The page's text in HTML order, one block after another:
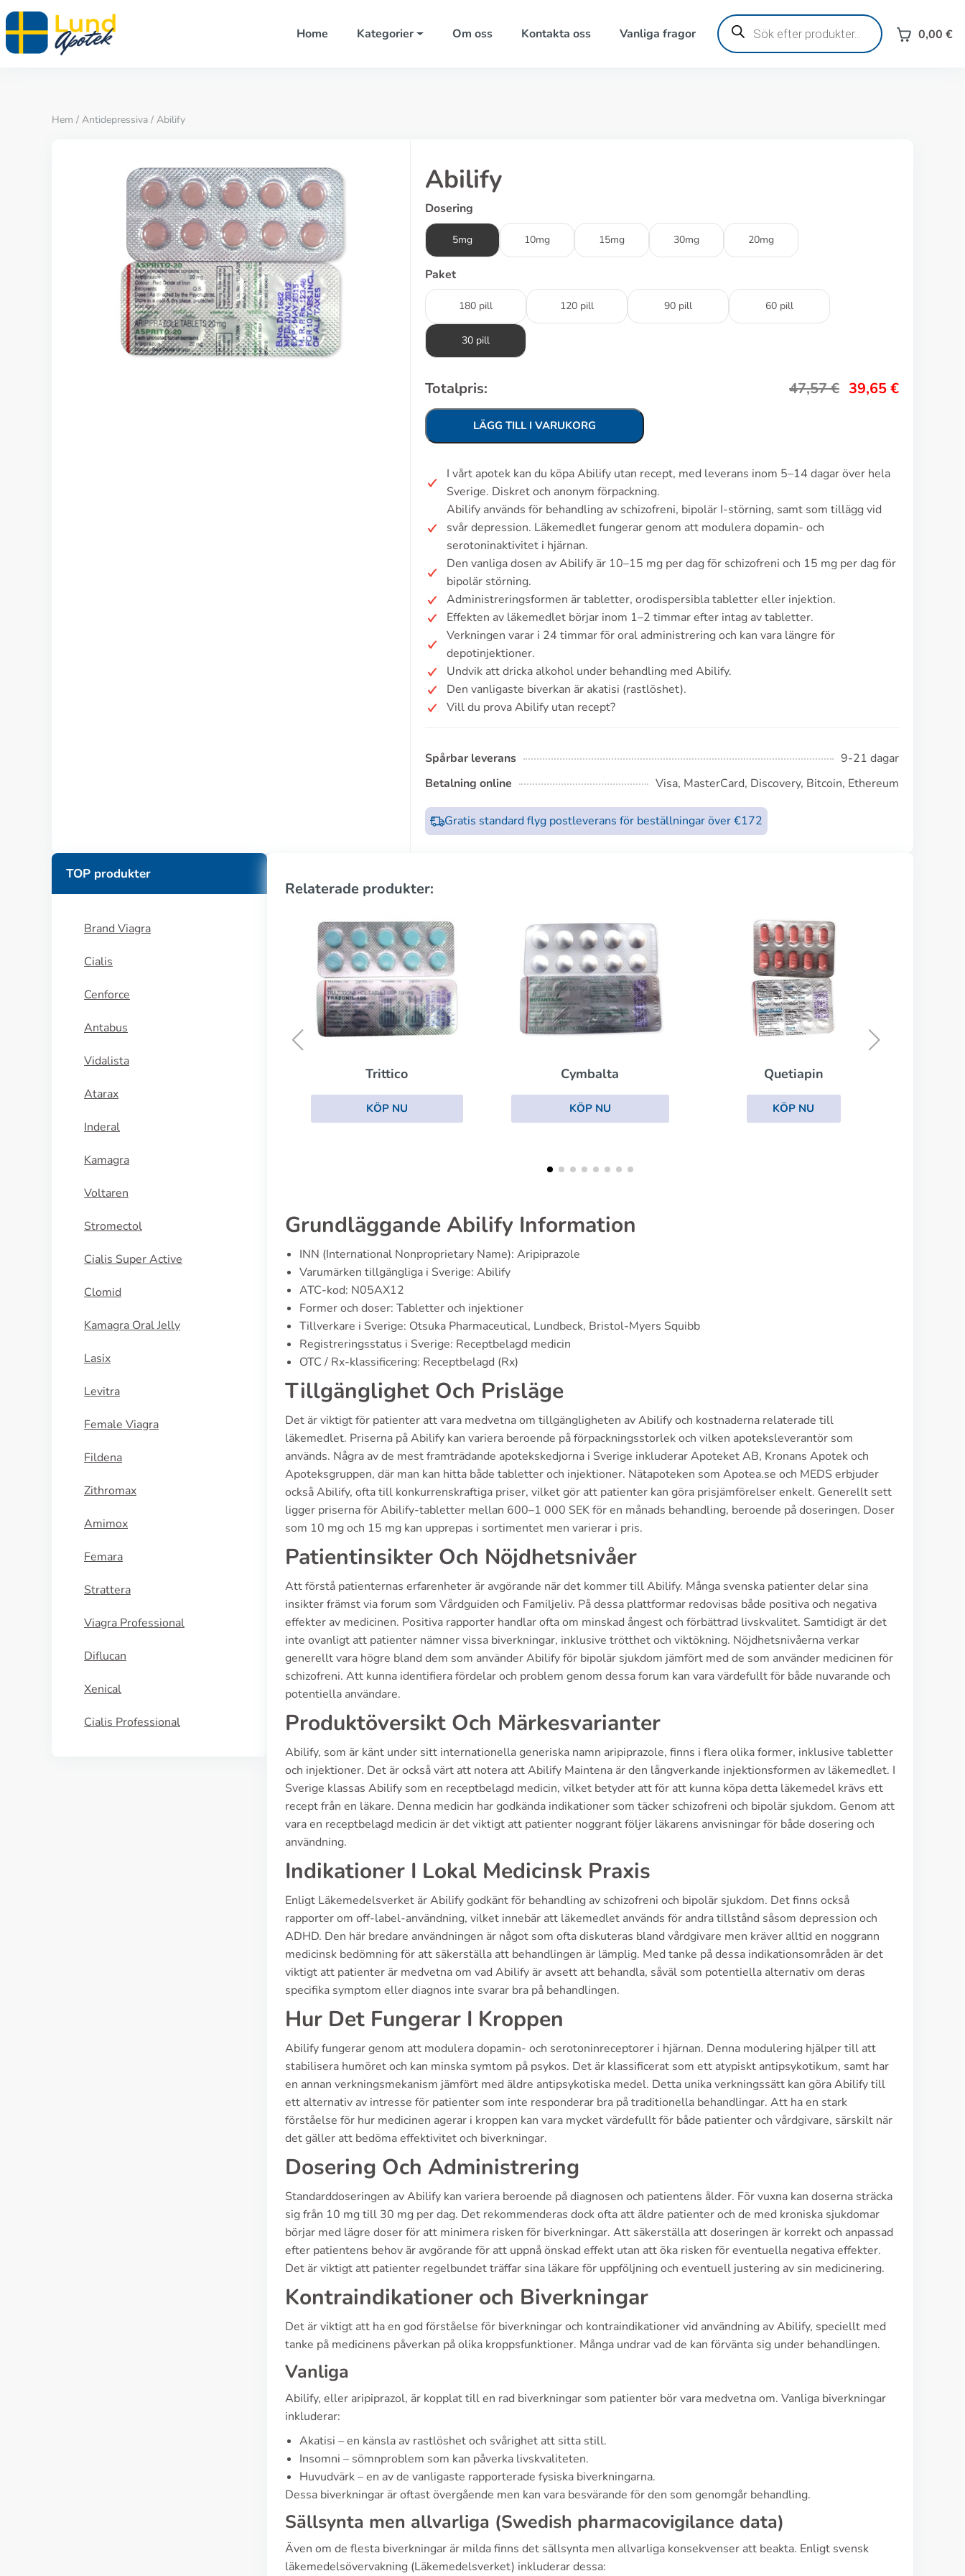
Home Kategorier Om oss Kontakta oss Vanliga fragor
Produktsökning
0,00 €
Hem / Antidepressiva / Abilify
Abilify
Dosering
5mg 10mg 15mg 30mg 20mg
Paket
180 pill 120 pill 90 pill 60 pill
30 pill
Totalpris: 47,57€ 39,65€
LÄGG TILL I VARUKORG
I vårt apotek kan du köpa Abilify utan recept, med leverans inom 5–14 dagar över hela
Sverige. Diskret och anonym förpackning.
Abilify används för behandling av schizofreni, bipolär I-störning, samt som tillägg vid
svår depression. Läkemedlet fungerar genom att modulera dopamin- och
serotoninaktivitet i hjärnan.
Den vanliga dosen av Abilify är 10–15 mg per dag för schizofreni och 15 mg per dag för
bipolär störning.
Administreringsformen är tabletter, orodispersibla tabletter eller injektion.
Effekten av läkemedlet börjar inom 1–2 timmar efter intag av tabletter.
Verkningen varar i 24 timmar för oral administrering och kan vara längre för
depotinjektioner.
Undvik att dricka alkohol under behandling med Abilify.
Den vanligaste biverkan är akatisi (rastlöshet).
Vill du prova Abilify utan recept?
Spårbar leverans
9-21 dagar
Betalning online
Visa, MasterCard, Discovery, Bitcoin, Ethereum
Gratis standard flyg postleverans för beställningar över €172
TOP produkter
Brand Viagra
Cialis
Cenforce
Antabus
Vidalista
Atarax
Inderal
Kamagra
Voltaren
Stromectol
Cialis Super Active
Clomid
Kamagra Oral Jelly
Lasix
Levitra
Female Viagra
Fildena
Zithromax
Amimox
Femara
Strattera
Viagra Professional
Diflucan
Xenical
Cialis Professional
Relaterade produkter:
Cymbalta
KÖP NU
Quetiapin
KÖP NU
Aripiprazol
Grundläggande Abilify Information
INN (International Nonproprietary Name): Aripiprazole
Varumärken tillgängliga i Sverige: Abilify
ATC-kod: N05AX12
Former och doser: Tabletter och injektioner
Tillverkare i Sverige: Otsuka Pharmaceutical, Lundbeck, Bristol-Myers Squibb
Registreringsstatus i Sverige: Receptbelagd medicin
OTC / Rx-klassificering: Receptbelagd (Rx)
Tillgänglighet Och Prisläge
Det är viktigt för patienter att vara medvetna om tillgängligheten av Abilify och kostnaderna relaterade till
läkemedlet. Priserna på Abilify kan variera beroende på förpackningsstorlek och vilken apoteksleverantör som
används. Några av de mest framträdande apotekskedjorna i Sverige inkluderar Apoteket AB, Kronans Apotek och
Apoteksgruppen, där man kan hitta både tabletter och injektioner. Nätapoteken som Apotea.se och MEDS erbjuder
också Abilify, ofta till konkurrenskraftiga priser, vilket gör att patienter kan göra prisjämförelser enkelt. Generellt sett
ligger priserna för Abilify-tabletter mellan 600–1 000 SEK för en månads behandling, beroende på doseringen. Doser
som 10 mg och 15 mg kan upprepas i sortimentet men varierar i pris.
Patientinsikter Och Nöjdhetsnivåer
Att förstå patienternas erfarenheter är avgörande när det kommer till Abilify. Många svenska patienter delar sina
insikter främst via forum som Vårdguiden och Familjeliv. På dessa plattformar redovisas både positiva och negativa
effekter av medicinen. Positiva rapporter handlar ofta om minskad ångest och förbättrad livskvalitet. Samtidigt är det
inte ovanligt att patienter nämner vissa biverkningar, inklusive trötthet och viktökning. Nöjdhetsnivåerna verkar
generellt vara högre bland dem som använder Abilify för bipolär sjukdom jämfört med de som använder medicinen för
schizofreni. Att kunna identifiera fördelar och problem genom dessa forum kan vara värdefullt för både nuvarande och
potentiella användare.
Produktöversikt Och Märkesvarianter
Abilify, som är känt under sitt internationella generiska namn aripiprazole, finns i flera olika former, inklusive tabletter
och injektioner. Det är också värt att notera att Abilify Maintena är den långverkande injektionsformen av läkemedlet. I
Sverige klassas Abilify som en receptbelagd medicin, vilket betyder att för att kunna köpa detta läkemedel krävs ett
recept från en läkare. Denna medicin har godkända indikationer som täcker schizofreni och bipolär sjukdom. Genom att
vara en receptbelagd medicin är det viktigt att patienter noggrant följer läkarens anvisningar för både dosering och
användning.
Indikationer I Lokal Medicinsk Praxis
Enligt Läkemedelsverket är Abilify godkänt för behandling av schizofreni och bipolär sjukdom. Det finns också
rapporter om off-label-användning, vilket innebär att läkemedlet används för andra tillstånd såsom depression och
ADHD. Den här bredare användningen är något som ofta diskuteras bland vårdgivare men kräver alltid en noggrann
medicinsk bedömning för att säkerställa att behandlingen är lämplig. Med tanke på dessa indikationsområden är det
viktigt att patienter är medvetna om vad Abilify är avsett att behandla, såväl som potentiella alternativ om deras
specifika symptom eller diagnos inte svarar bra på behandlingen.
Hur Det Fungerar I Kroppen
Abilify fungerar genom att modulera dopamin- och serotoninreceptorer i hjärnan. Denna modulering hjälper till att
stabilisera humöret och kan minska symtom på psykos. Det är klassificerat som ett atypiskt antipsykotikum, samt har
en annan verkningsmekanism jämfört med äldre antipsykotiska medel. Detta unika verkningssätt kan göra Abilify till
ett alternativ av intresse för patienter som inte responderar bra på traditionella behandlingar. Att ha en stark
förståelse för hur medicinen agerar i kroppen kan vara mycket värdefullt för både patienter och vårdgivare, särskilt när
det gäller att bedöma effektivitet och biverkningar.
Dosering Och Administrering
Standarddoseringen av Abilify kan variera beroende på diagnosen och patientens ålder. För vuxna kan doserna sträcka
sig från 10 mg till 30 mg per dag. Det rekommenderas dock ofta att äldre patienter och de med kroniska sjukdomar
börjar med lägre doser för att minimera risken för biverkningar. Att säkerställa att doseringen är korrekt och anpassad
efter patientens behov är avgörande för att uppnå önskad effekt utan att öka risken för eventuella negativa effekter.
Det är viktigt att patienter regelbundet träffar sina läkare för uppföljning och eventuell justering av sin medicinering.
Kontraindikationer och Biverkningar
Det är viktigt att ha en god förståelse för biverkningar och kontraindikationer vid användning av Abilify, speciellt med
tanke på medicinens påverkan på olika kroppsfunktioner. Många undrar vad de kan förvänta sig under behandlingen.
Vanliga
Abilify, eller aripiprazol, är kopplat till en rad biverkningar som patienter bör vara medvetna om. Vanliga biverkningar
inkluderar:
Akatisi – en känsla av rastlöshet och svårighet att sitta still.
Insomni – sömnproblem som kan påverka livskvaliteten.
Huvudvärk – en av de vanligaste rapporterade fysiska biverkningarna.
Dessa biverkningar är oftast övergående men kan vara besvärande för den som genomgår behandling.
Sällsynta men allvarliga (Swedish pharmacovigilance data)
Även om de flesta biverkningar är milda finns det sällsynta men allvarliga konsekvenser att beakta. Enligt svensk
läkemedelsövervakning (Läkemedelsverket) inkluderar dessa: